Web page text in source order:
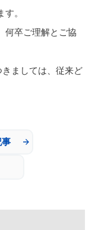
。
何卒ご理解とご協
ましては、従来ど